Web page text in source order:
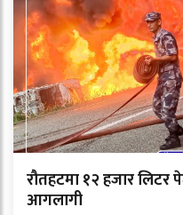
रौतहटमा १२ हजार लिटर
आगलागी